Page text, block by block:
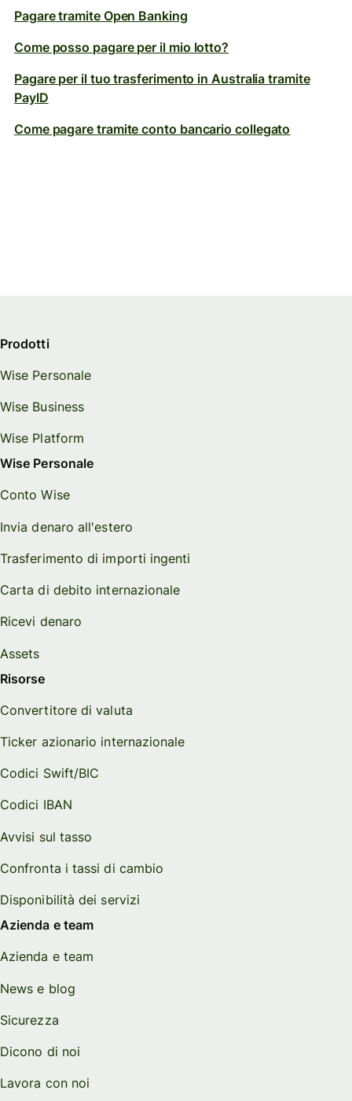
Pagare tramite Open Banking
Come posso pagare per il mio lotto?
Pagare per il tuo trasferimento in Australia tramite
PayID
Come pagare tramite conto bancario collegato
Prodotti
Wise Personale
Wise Business
Wise Platform
Wise Personale
Conto Wise
Invia denaro all'estero
Trasferimento di importi ingenti
Carta di debito internazionale
Ricevi denaro
Assets
Risorse
Convertitore di valuta
Ticker azionario internazionale
Codici Swift/BIC
Codici IBAN
Avvisi sul tasso
Confronta i tassi di cambio
Disponibilità dei servizi
Azienda e team
Azienda e team
News e blog
Sicurezza
Dicono di noi
Lavora con noi